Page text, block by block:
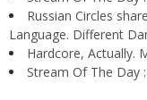
Russian Circles
Language. Different
Hardcore, Actually.
Stream Of The Day